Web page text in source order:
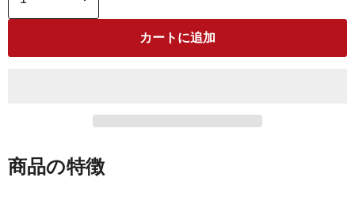
カートに追加
商品の特徴